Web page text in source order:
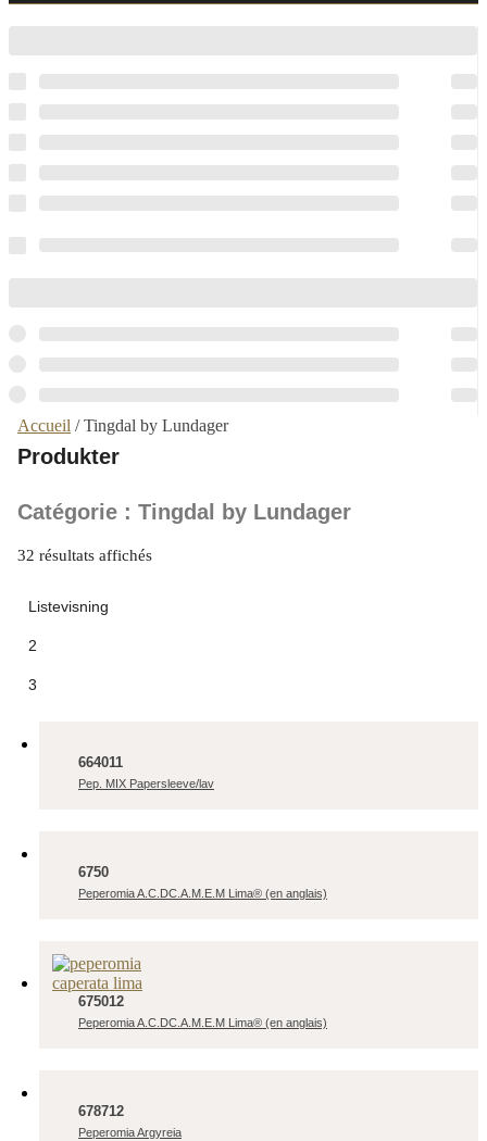
Accueil / Tingdal by Lundager
Produkter
Catégorie : Tingdal by Lundager
32 résultats affichés
Listevisning
2
3
664011
Pep. MIX Papersleeve/lav
6750
Peperomia A.C.DC.A.M.E.M Lima® (en anglais)
675012
Peperomia A.C.DC.A.M.E.M Lima® (en anglais)
678712
Peperomia Argyreia